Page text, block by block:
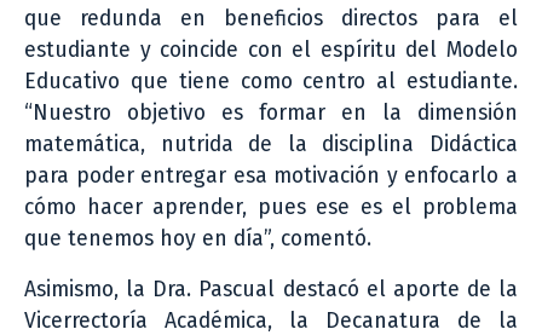
que redunda en beneficios directos para el
estudiante y coincide con el espíritu del Modelo
Educativo que tiene como centro al estudiante.
“Nuestro objetivo es formar en la dimensión
matemática, nutrida de la disciplina Didáctica
para poder entregar esa motivación y enfocarlo a
cómo hacer aprender, pues ese es el problema
que tenemos hoy en día”, comentó.
Asimismo, la Dra. Pascual destacó el aporte de la
Vicerrectoría Académica, la Decanatura de la